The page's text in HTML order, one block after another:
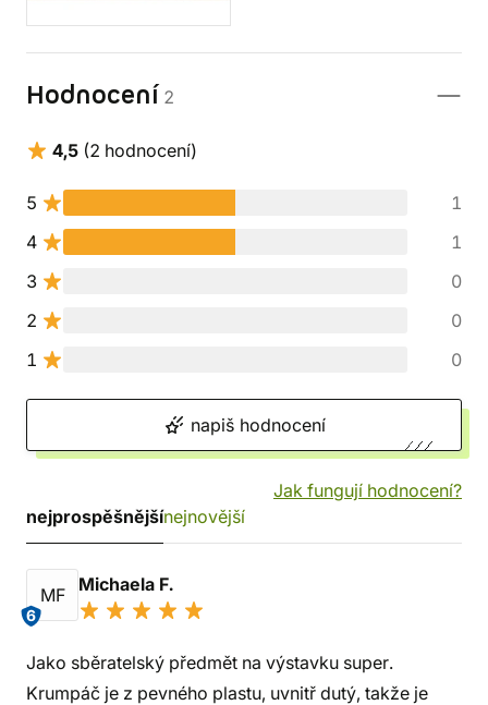
Hodnocení 2
4,5 (2 hodnocení)
5
1
4
1
3
0
2
0
1
0
napiš hodnocení
Jak fungují hodnocení?
nejprospěšnějšínejnovější
MF
6
Michaela F.
Jako sběratelský předmět na výstavku super.
Krumpáč je z pevného plastu, uvnitř dutý, takže je